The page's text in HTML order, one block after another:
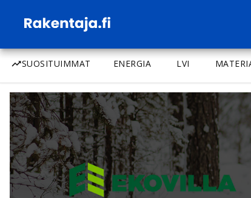
SUOSITUIMMAT ENERGIA LVI